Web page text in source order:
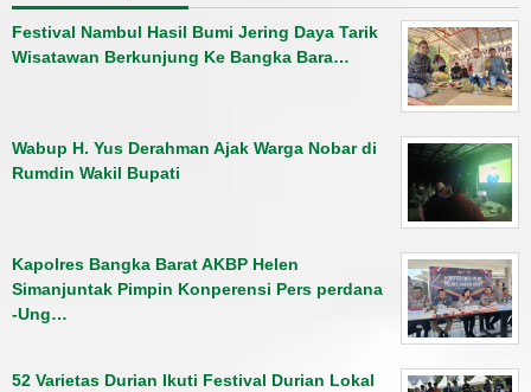
Festival Nambul Hasil Bumi Jering Daya Tarik
Wisatawan Berkunjung Ke Bangka Bara…
Wabup H. Yus Derahman Ajak Warga Nobar di
Rumdin Wakil Bupati
Kapolres Bangka Barat AKBP Helen
Simanjuntak Pimpin Konperensi Pers perdana
-Ung…
52 Varietas Durian Ikuti Festival Durian Lokal